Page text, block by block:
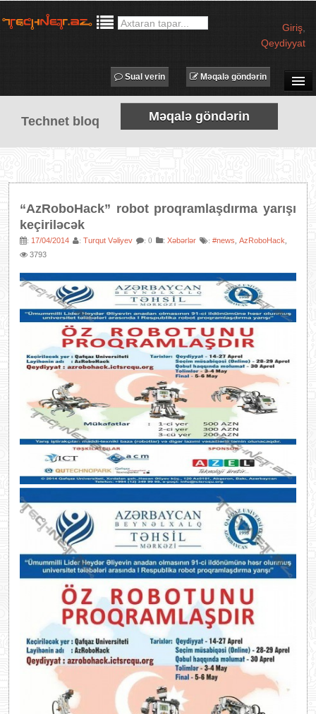
Giriş
Qeydiyyat
SUAL-CAVAB
TECHNET TV
MƏQALƏLƏR
PROQRAMLAR
AVADANLIQLAR
XƏBƏRLƏR
Məqalə göndərin
Sual verin
Technet bloq Məqalə göndərin
“AzRoboHack” robot proqramlaşdırma yarışı
keçiriləcək
: 17/04/2014 : Turqut Vəliyev : 0 : Xəbərlər : #news AzRoboHack
3793